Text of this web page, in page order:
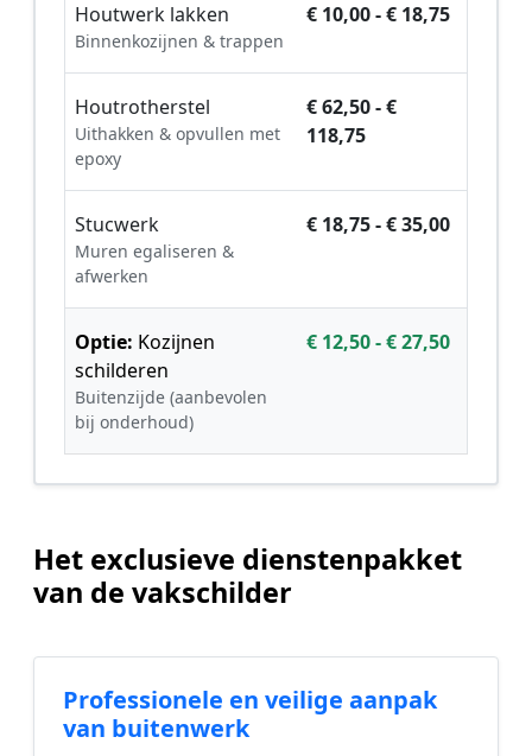
Houtwerk lakken
Binnenkozijnen & trappen
€ 10,00 - € 18,75
Houtrotherstel
Uithakken & opvullen met
epoxy
€ 62,50 - €
118,75
Stucwerk
Muren egaliseren &
afwerken
€ 18,75 - € 35,00
Optie: Kozijnen
schilderen
Buitenzijde (aanbevolen
bij onderhoud)
€ 12,50 - € 27,50
Het exclusieve dienstenpakket
van de vakschilder
Professionele en veilige aanpak
van buitenwerk